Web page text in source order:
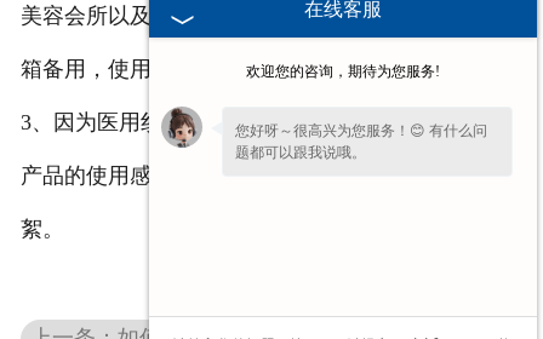
美容会所以及科研单位使用，同时也可以作为家庭药
箱备用，使用范围还是比较广泛的。
3、因为医用纱布块是由脱脂棉生产而成，因此这款
产品的使用感受良好，亲肤程度高，不起毛、不掉
絮。
在线客服
欢迎您的咨询，期待为您服务!
您好呀～很高兴为您服务！😊 有什么问
题都可以跟我说哦。